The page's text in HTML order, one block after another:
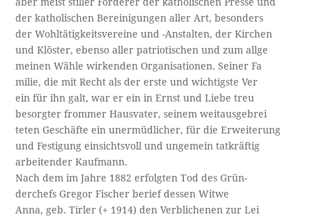
der katholischen Bereinigungen aller Art, besonders
der Wohltätigkeitsvereine und -Anstalten, der Kirchen
und Klöster, ebenso aller patriotischen und zum allge­
meinen Wähle wirkenden Organisationen. Seiner Fa­
milie, die mit Recht als der erste und wichtigste Ver­
ein für ihn galt, war er ein in Ernst und Liebe treu­
besorgter frommer Hausvater, seinem weitausgebrei­
teten Geschäfte ein unermüdlicher, für die Erweiterung
und Festigung einsichtsvoll und ungemein tatkräftig
arbeitender Kaufmann.
Nach dem im Jahre 1882 erfolgten Tod des Grün­-
derchefs Gregor Fischer berief dessen Witwe
Anna, geb. Tirler (+ 1914) den Verblichenen zur Lei­